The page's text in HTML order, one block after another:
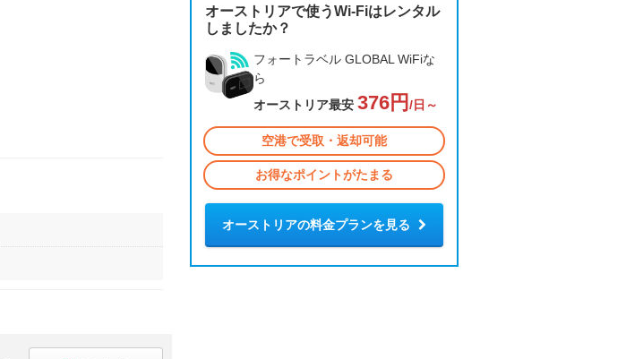
オーストリアで使うWi-Fiはレンタル
しましたか？
フォートラベル GLOBAL WiFiな
ら
オーストリア最安 376円 /日～
空港で受取・返却可能
お得なポイントがたまる
オーストリアの料金プランを見る